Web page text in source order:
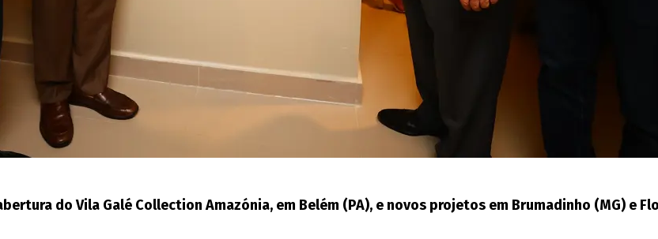
do Vila Galé Collection Amazónia, em Belém (PA), e novos projetos em Brumadinho (MG) e